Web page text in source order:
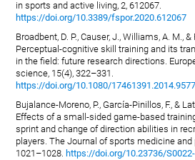
in sports and active living, 2, 612067.
https://doi.org/10.3389/fspor.2020.612067
Broadbent, D. P., Causer, J., Williams, A. M., &
Perceptual-cognitive skill training and its
in the field: future research directions.
science, 15(4), 322–331.
https://doi.org/10.1080/
Bujalance-Moreno, P., García-Pinillos, F., &
Effects of a small-sided game-based
sprint and change of direction abilities in
players. The Journal of sports medicine
1021–1028. https://doi.org/10.23736/